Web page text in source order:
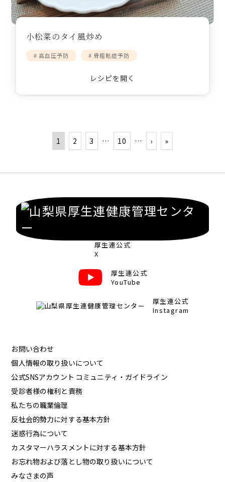
小松菜のタイ風炒め
# 高血圧予防 # 骨粗鬆症予防
レシピを開く
1 2 3 … 10 … › »
厚生連公式
X
厚生連公式
YouTube
厚生連公式
Instagram
お問い合わせ
個人情報の取り扱いについて
公式SNSアカウント コミュニティ・ガイドライン
受診者様の権利と責務
私たちの職業倫理
反社会的勢力に対する基本方針
迷惑行為について
カスタマーハラスメントに対する基本方針
お忘れ物および落とし物の取り扱いについて
みなさまの声